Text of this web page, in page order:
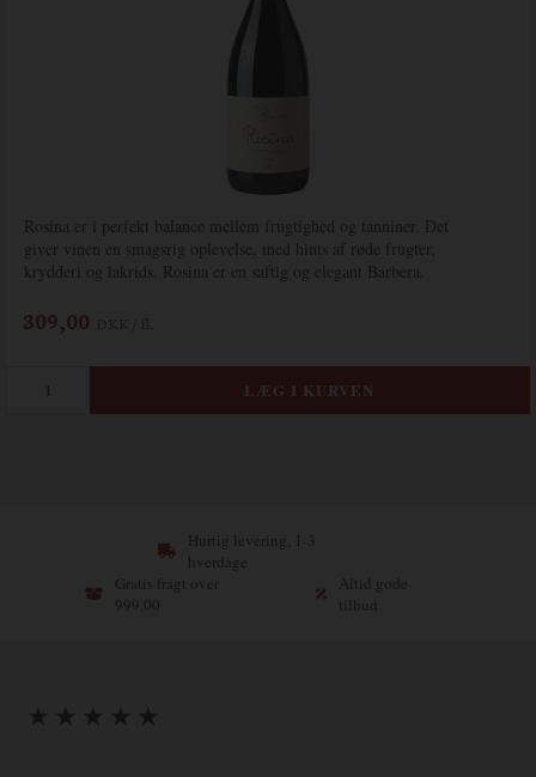
Rosina er i perfekt balance mellem frugtighed og tanniner. Det
giver vinen en smagsrig oplevelse, med hints af røde frugter,
krydderi og lakrids. Rosina er en saftig og elegant Barbera.
309,00
Hurtig levering, 1-3
hverdage
Gratis fragt over
999,00
Altid gode
tilbud
★ ★ ★ ★ ★